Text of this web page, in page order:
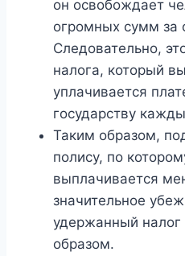
он освобождает
огромных сумм за
Следовательно,
налога, который
уплачивается
государству
Таким образом,
полису, по
выплачивается
значительное
удержанный
образом.